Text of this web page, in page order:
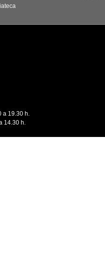
a 19.30 h.
14.30 h.